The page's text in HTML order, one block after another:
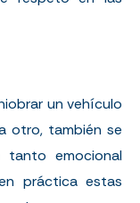
un vehículo
otro, también se
emocional
práctica estas